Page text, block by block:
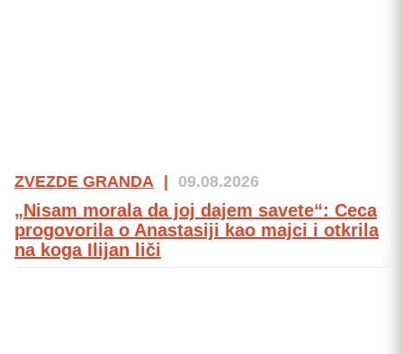
ZVEZDE GRANDA | 09.08.2026
„Nisam morala da joj dajem savete“: Ceca
progovorila o Anastasiji kao majci i otkrila
na koga Ilijan liči